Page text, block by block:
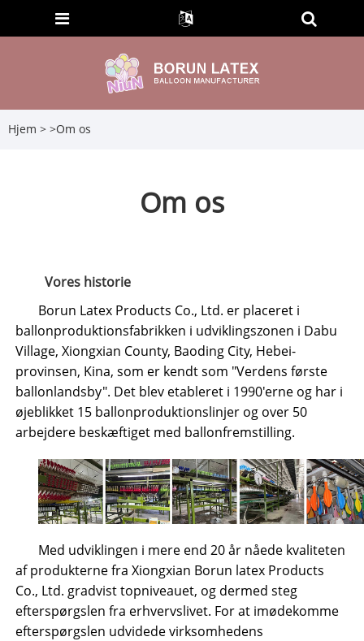
Hjem > >Om os
Om os
Vores historie
Borun Latex Products Co., Ltd. er placeret i
ballonproduktionsfabrikken i udviklingszonen i Dabu
Village, Xiongxian County, Baoding City, Hebei-
provinsen, Kina, som er kendt som "Verdens første
ballonlandsby". Det blev etableret i 1990'erne og har i
øjeblikket 15 ballonproduktionslinjer og over 50
arbejdere beskæftiget med ballonfremstilling.
Med udviklingen i mere end 20 år nåede kvaliteten
af ​​produkterne fra Xiongxian Borun latex Products
Co., Ltd. gradvist topniveauet, og dermed steg
efterspørgslen fra erhvervslivet. For at imødekomme
efterspørgslen udvidede virksomhedens